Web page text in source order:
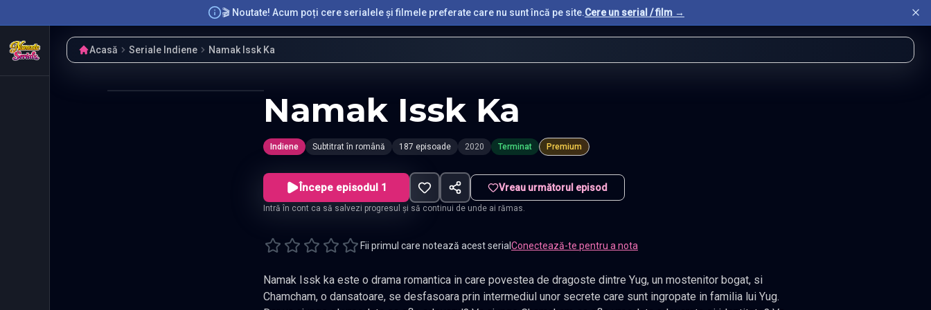
🎬 Noutate! Acum poți cere serialele și filmele preferate care nu sunt încă pe site.Cere un serial / film →
Acasă Seriale Indiene Namak Issk Ka
Namak Issk Ka
Indiene Subtitrat în română 187 episoade 2020 Terminat Premium
Începe episodul 1 Vreau următorul episod
Intră în cont ca să salvezi progresul și să continui de unde ai rămas.
Fii primul care notează acest serial Conectează-te pentru a nota
Namak Issk ka este o drama romantica in care povestea de dragoste dintre Yug, un mostenitor bogat, si
Chamcham, o dansatoare, se desfasoara prin intermediul unor secrete care sunt ingropate in familia lui Yug.